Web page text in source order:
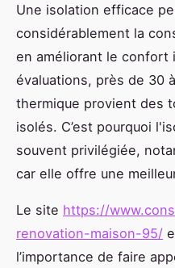
Une isolation efficace
considérablement la
en améliorant le confort
évaluations, près de 30
thermique provient des
isolés. C’est pourquoi
souvent privilégiée,
car elle offre une
Le site https://
renovation-maison-95/
l’importance de faire